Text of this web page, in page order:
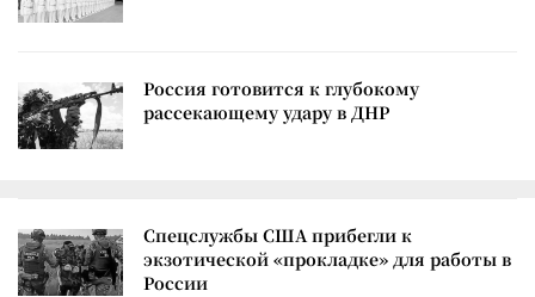
Россия готовится к глубокому
рассекающему удару в ДНР
Спецслужбы США прибегли к
экзотической «прокладке» для работы в
России